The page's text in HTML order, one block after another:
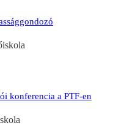
konferencia a PTF-en